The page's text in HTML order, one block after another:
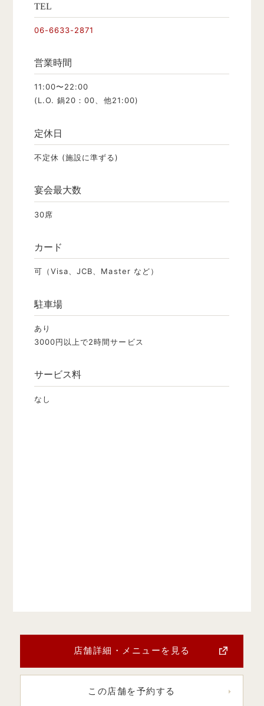
TEL
06-6633-2871
営業時間
11:00〜22:00
(L.O. 鍋20：00、他21:00)
定休日
不定休 (施設に準ずる)
宴会最大数
30席
カード
可（Visa、JCB、Master など）
駐車場
あり
3000円以上で2時間サービス
サービス料
なし
店舗詳細・メニューを見る
この店舗を予約する